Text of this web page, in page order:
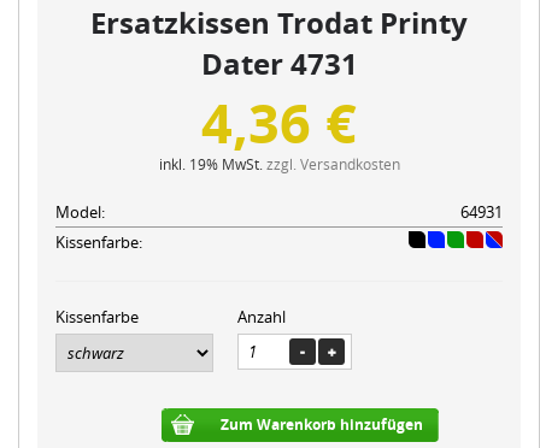
Ersatzkissen Trodat Printy
Dater 4731
4,36 €
inkl. 19% MwSt. zzgl. Versandkosten
Model:
64931
Kissenfarbe:
Kissenfarbe Anzahl
Zum Warenkorb hinzufügen